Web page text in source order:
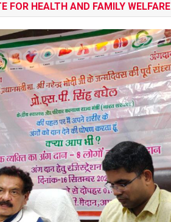
FOR HEALTH AND FAMILY WELFARE